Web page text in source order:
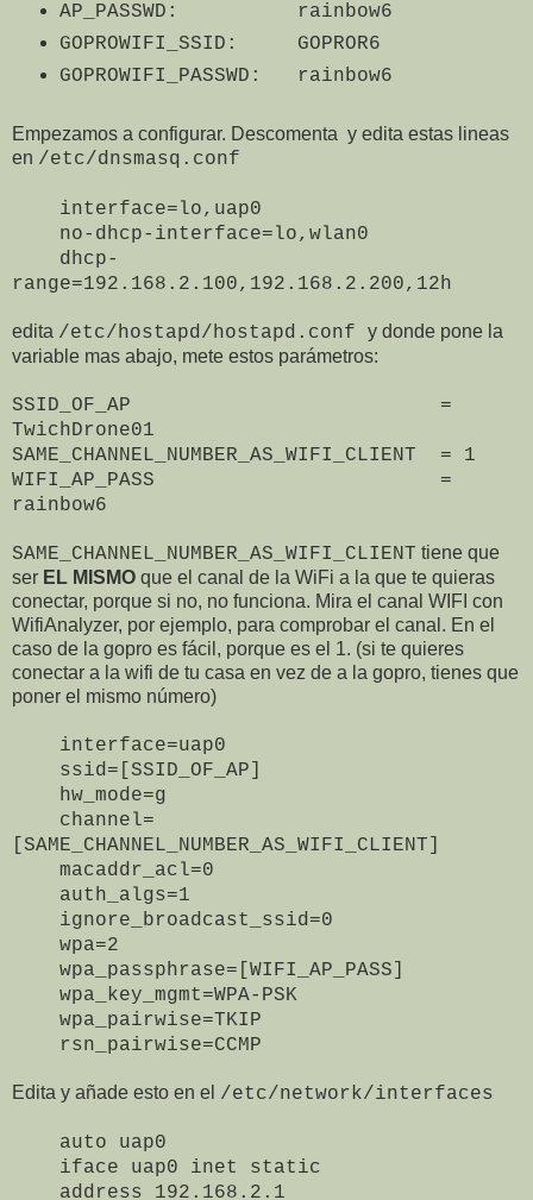
AP_PASSWD: rainbow6
GOPROWIFI_SSID: GOPROR6
GOPROWIFI_PASSWD: rainbow6
Empezamos a configurar. Descomenta y edita estas lineas
en /etc/dnsmasq.conf
interface=lo,uap0
no-dhcp-interface=lo,wlan0
dhcp-
range=192.168.2.100,192.168.2.200,12h
edita /etc/hostapd/hostapd.conf y donde pone la
variable mas abajo, mete estos parámetros:
SSID_OF_AP =
TwichDrone01
SAME_CHANNEL_NUMBER_AS_WIFI_CLIENT = 1
WIFI_AP_PASS =
rainbow6
SAME_CHANNEL_NUMBER_AS_WIFI_CLIENT tiene que
ser EL MISMO que el canal de la WiFi a la que te quieras
conectar, porque si no, no funciona. Mira el canal WIFI con
WifiAnalyzer, por ejemplo, para comprobar el canal. En el
caso de la gopro es fácil, porque es el 1. (si te quieres
conectar a la wifi de tu casa en vez de a la gopro, tienes que
poner el mismo número)
interface=uap0
ssid=[SSID_OF_AP]
hw_mode=g
channel=
[SAME_CHANNEL_NUMBER_AS_WIFI_CLIENT]
macaddr_acl=0
auth_algs=1
ignore_broadcast_ssid=0
wpa=2
wpa_passphrase=[WIFI_AP_PASS]
wpa_key_mgmt=WPA-PSK
wpa_pairwise=TKIP
rsn_pairwise=CCMP
Edita y añade esto en el /etc/network/interfaces
auto uap0
iface uap0 inet static
address 192.168.2.1